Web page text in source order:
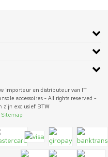
importeur en distributeur van IT
accessoires - All rights reserved -
zijn exclusief BTW
Sitemap